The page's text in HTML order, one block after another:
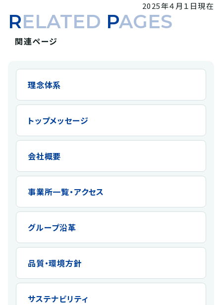
2025年４月１日現在
RELATED PAGES
関連ページ
理念体系
トップメッセージ
会社概要
事業所一覧・アクセス
グループ沿革
品質・環境方針
サステナビリティ